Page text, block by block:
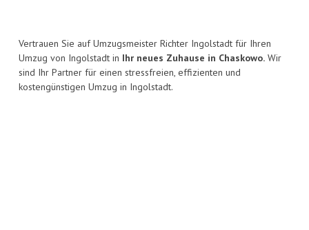
Vertrauen Sie auf Umzugsmeister Richter Ingolstadt für Ihren
Umzug von Ingolstadt in Ihr neues Zuhause in Chaskowo. Wir
sind Ihr Partner für einen stressfreien, effizienten und
kostengünstigen Umzug in Ingolstadt.